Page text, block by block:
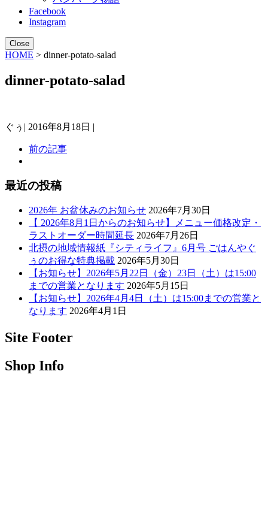
Facebook
Instagram
Close
HOME > dinner-potato-salad
dinner-potato-salad
ぐぅ | 2016年8月18日 |
前の記事
最近の投稿
2026年 お盆休みのお知らせ 2026年7月30日
【 2026年8月1日からのお知らせ】メニュー価格改定・
ラストオーダー時間延長 2026年7月26日
北摂の地域情報紙『シティライフ』6月号 ごはんやぐ
ぅのお得な特典掲載 2026年5月30日
【お知らせ】2026年5月22日（金）23日（土）は15:00
までの営業となります 2026年5月15日
【お知らせ】2026年4月4日（土）は15:00までの営業と
なります 2026年4月1日
Site Footer
Shop Info